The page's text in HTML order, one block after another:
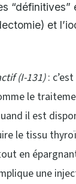
“définitives”
et
(I-131):
le
il est
le tissu
en
une